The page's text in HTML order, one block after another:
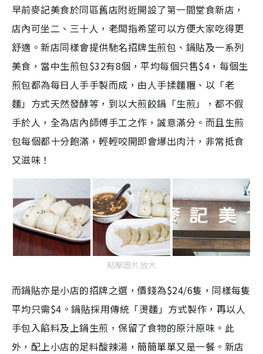
早前麥記美食於同區舊店附近開設了第一間堂食新店，
店內可坐二、三十人，老闆指希望可以方便大家吃得更
舒適。新店同樣會提供馳名招牌生煎包、鍋貼及一系列
美食，當中生煎包$32有8個，平均每個只售$4，每個生
煎包都為每日人手手製而成，由人手揉麵糰、以「老
麵」方式天然發酵等，到以大煎餃鍋「生煎」，都不假
手於人，全為店內師傅手工之作，誠意滿分。而且生煎
包每個都十分飽滿，輕輕咬開即會爆出肉汁，非常抵食
又滋味！
點擊圖片放大
而鍋貼亦是小店的招牌之選，價錢為$24/6隻，同樣每隻
平均只需$4。鍋貼採用傳統「燙麵」方式製作，再以人
手包入餡料及上鍋生煎，保留了食物的原汁原味。此
外，配上小店的足料酸辣湯，簡簡單單又是一餐。新店